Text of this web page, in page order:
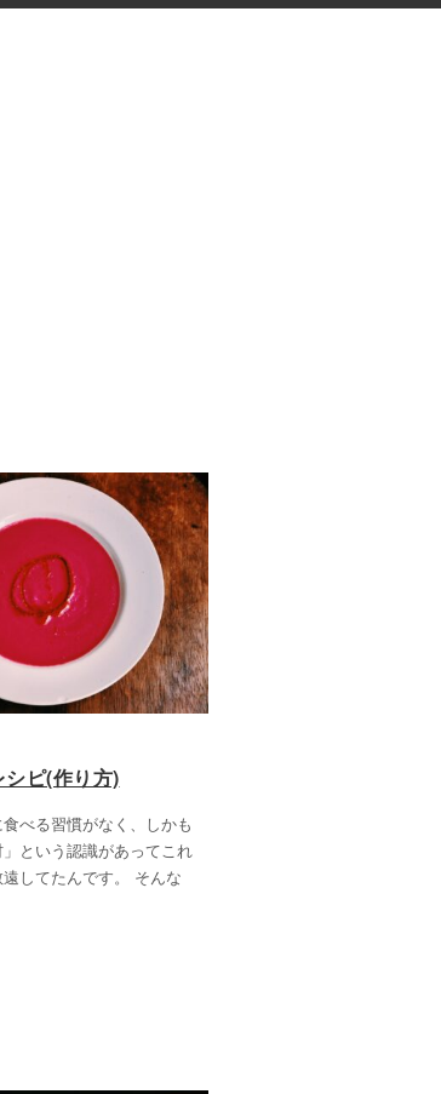
シピ(作り方)
べる習慣がなく、しかも
という認識があってこれ
してたんです。 そんな